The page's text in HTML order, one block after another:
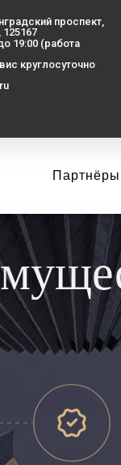
проспект,
19:00 (работа
круглосуточно
Партнёры